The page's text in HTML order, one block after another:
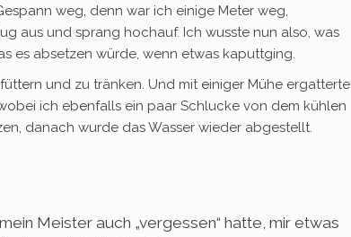
weg, denn war ich einige Meter weg,
aus und sprang hochauf. Ich wusste nun also, was
es absetzen würde, wenn etwas kaputtging.
und zu tränken. Und mit einiger Mühe ergatterte
ich ebenfalls ein paar Schlucke von dem kühlen
danach wurde das Wasser wieder abgestellt.
Meister auch „vergessen“ hatte, mir etwas